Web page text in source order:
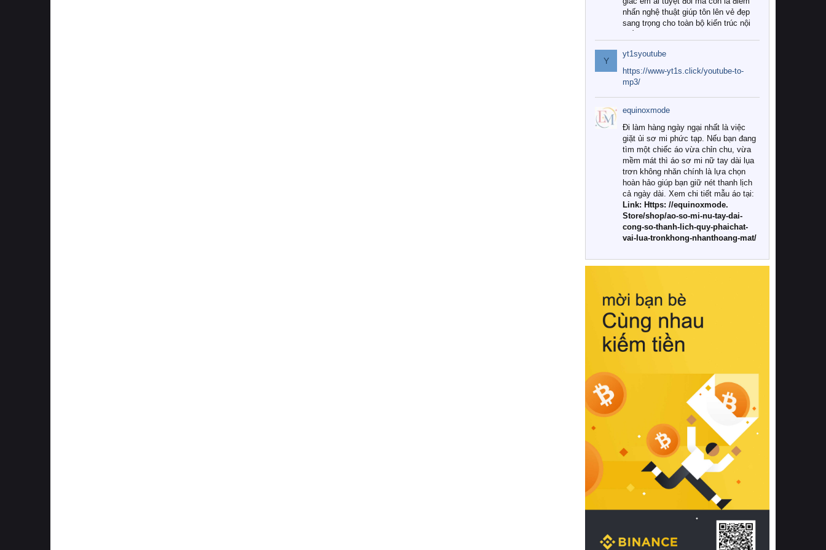
nhấn nghệ thuật giúp tôn lên vẻ đẹp
sang trọng cho toàn bộ kiến trúc nội
Tuy nhiên, giữa thị trường đa dạng
với vô vàn thương hiệu và mẫu mã
như hiện nay, làm thế nào để chọn
được những bộ chăn ga gối đệm cao
cấp thực sự chất lượng, phù hợp với
khí hậu và nhu cầu sử dụng của gia
đình? Hãy cùng chúng tôi đi tìm lời
giải đáp chi tiết qua bài viết dưới đây.
1. Tại sao các gia đình hiện đại lại ưa
chuộng chăn ga gối đệm cao cấp?
Khác với các dòng sản phẩm thông
thường, những bộ chăn ga gối đệm
cao cấp trải qua quy trình sản xuất
nghiêm ngặt từ khâu chọn lọc nguyên
liệu tự nhiên đến công nghệ dệt
nhuộm hiện đại không chứa hóa chất
này, bạn sẽ cảm nhận rõ rệt sự khác
hồi chuẩn xác của phần đệm nâng đỡ
cột sống.
Bên cạnh đó, việc lựa chọn các dòng
sản phẩm đạt chuẩn chất lượng quốc
tế còn giúp ngăn ngừa tình trạng kích
khuẩn và nấm mốc trong điều kiện
thời tiết nóng ẩm. Bạn có thể tìm hiểu
thêm các nghiên cứu khoa học về tác
động của giấc ngủ và môi trường
phòng ngủ đối với sức khỏe con
người tại Sleep Foundation (External
Link) để có cái nhìn toàn diện hơn.
2. Các tiêu chí vàng khi lựa chọn
chăn ga gối đệm cao cấp cho phòng
ngủ
Để sở hữu một bộ chăn ga gối đệm
cao cấp hoàn hảo cả về thẩm mỹ lẫn
công năng, người tiêu dùng cần cân
nhắc kỹ lưỡng các tiêu chí quan trọng
Y
yt1syoutube
https://www-yt1s.click/youtube-to-
mp3/
equinoxmode
Đi làm hàng ngày ngại nhất là việc
giặt ủi sơ mi phức tạp. Nếu bạn đang
tìm một chiếc áo vừa chỉn chu, vừa
mềm mát thì áo sơ mi nữ tay dài lụa
trơn không nhăn chính là lựa chọn
hoàn hảo giúp bạn giữ nét thanh lịch
cả ngày dài. Xem chi tiết mẫu áo tại:
Link: Https: //equinoxmode.
Store/shop/ao-so-mi-nu-tay-dai-
cong-so-thanh-lich-quy-phaichat-
vai-lua-tronkhong-nhanthoang-mat/